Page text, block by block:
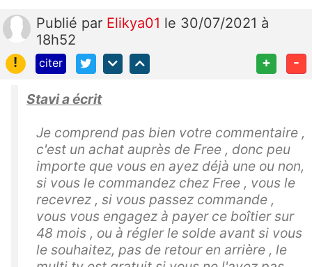
Publié par Elikya01 le 30/07/2021 à
18h52
!
citer + -
Stavi a écrit
Je comprend pas bien votre commentaire ,
c'est un achat auprès de Free , donc peu
importe que vous en ayez déjà une ou non,
si vous le commandez chez Free , vous le
recevrez , si vous passez commande ,
vous vous engagez à payer ce boîtier sur
48 mois , ou à régler le solde avant si vous
le souhaitez, pas de retour en arrière , le